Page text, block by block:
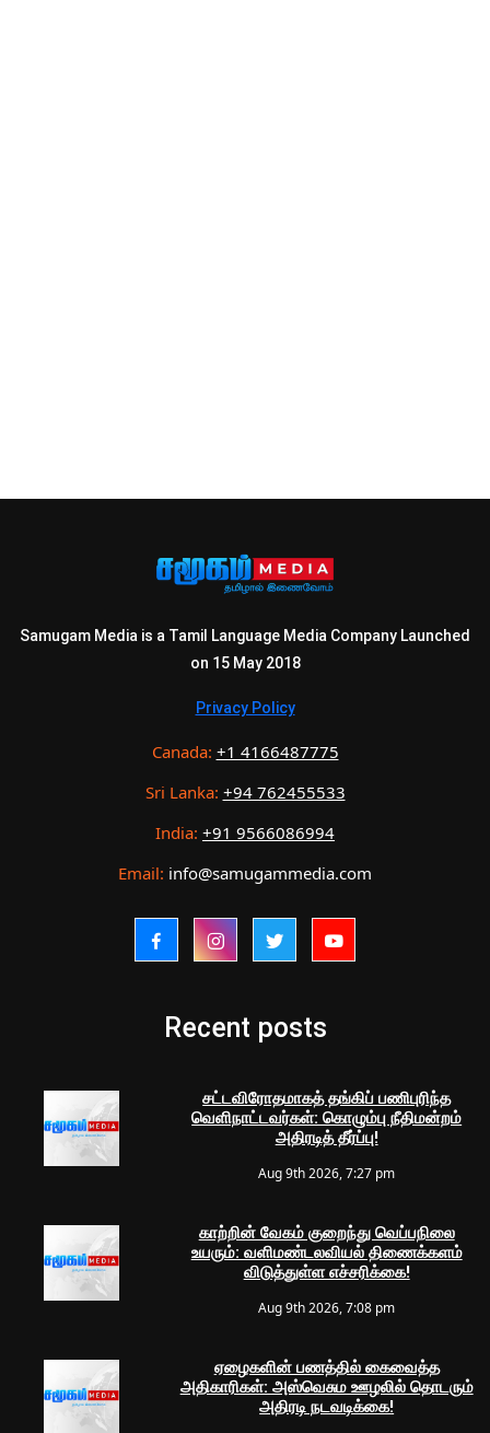
Samugam Media is a Tamil Language Media Company Launched
on 15 May 2018
Privacy Policy
Canada: +1 4166487775
Sri Lanka: +94 762455533
India: +91 9566086994
Email: info@samugammedia.com
Recent posts
சட்டவிரோதமாகத் தங்கிப் பணிபுரிந்த
வெளிநாட்டவர்கள்: கொழும்பு நீதிமன்றம்
அதிரடித் தீர்ப்பு!
Aug 9th 2026, 7:27 pm
காற்றின் வேகம் குறைந்து வெப்பநிலை
உயரும்: வளிமண்டலவியல் திணைக்களம்
விடுத்துள்ள எச்சரிக்கை!
Aug 9th 2026, 7:08 pm
ஏழைகளின் பணத்தில் கைவைத்த
அதிகாரிகள்: அஸ்வெசும ஊழலில் தொடரும்
அதிரடி நடவடிக்கை!